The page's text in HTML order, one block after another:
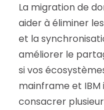
La migration de
aider à éliminer
et la
améliorer le
si vos
mainframe et
consacrer